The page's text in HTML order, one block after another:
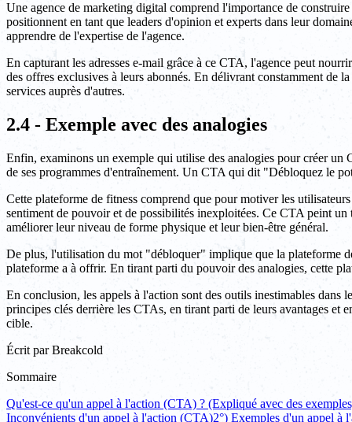
Une agence de marketing digital comprend l'importance de
positionnent en tant que leaders d'opinion et experts dans leur
apprendre de l'expertise de l'agence.
En capturant les adresses e-mail grâce à ce CTA, l'agence peut
des offres exclusives à leurs abonnés. En délivrant constamment de
services auprès d'autres.
2.4 - Exemple avec des analogies
Enfin, examinons un exemple qui utilise des analogies pour créer un
de ses programmes d'entraînement. Un CTA qui dit "Débloquez le
Cette plateforme de fitness comprend que pour motiver les
sentiment de pouvoir et de possibilités inexploitées. Ce CTA peint un
améliorer leur niveau de forme physique et leur bien-être général.
De plus, l'utilisation du mot "débloquer" implique que la plateforme
plateforme a à offrir. En tirant parti du pouvoir des analogies, cette
En conclusion, les appels à l'action sont des outils inestimables
principes clés derrière les CTAs, en tirant parti de leurs avantages et
cible.
Écrit par Breakcold
Sommaire
Qu'est-ce qu'un appel à l'action (CTA) ? (Expliqué avec des
Inconvénients d'un appel à l'action (CTA)2°) Exemples d'un appel à